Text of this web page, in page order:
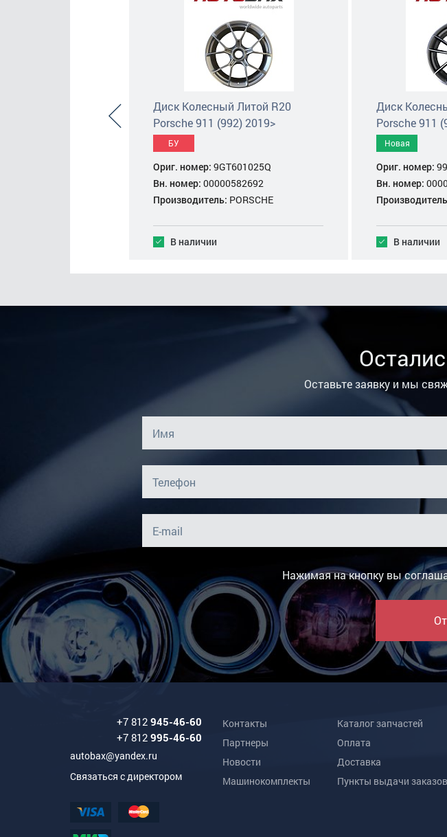
Диск Колесный Литой R20
Porsche 911 (992) 2019>
БУ
Ориг. номер:9GT601025Q
Вн. номер:00000582692
Производитель: PORSCHE
В наличии
Диск
Porsche 911
Новая
Ориг. номер:
Вн. номер:
В наличии
Оставьте заявку и мы
Нажимая на кнопку вы
+7 812945-46-60
+7 812995-46-60
autobax@yandex.ru
Связаться с директором
Контакты
Партнеры
Новости
Машинокомплекты
Каталог запчастей
Оплата
Доставка
Пункты выдачи заказов